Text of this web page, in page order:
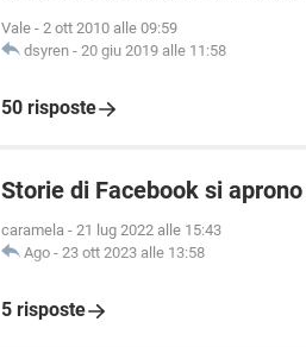
Vale - 2 ott 2010 alle 09:59
dsyren - 20 giu 2019 alle 11:58
50 risposte
Storie di Facebook si
caramela - 21 lug 2022 alle 15:43
Ago - 23 ott 2023 alle 13:58
5 risposte